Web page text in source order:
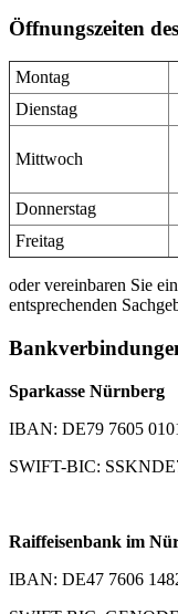
Öffnungszeiten
Montag
Dienstag
Mittwoch
Donnerstag
Freitag
oder vereinbaren Sie
entsprechenden
Sparkasse Nürnberg
IBAN: DE79 7605
SWIFT-BIC:
Raiffeisenbank im
IBAN: DE47 7606